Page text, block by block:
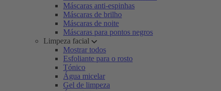
Máscaras anti-espinhas
Máscaras de brilho
Máscaras de noite
Máscaras para pontos negros
Limpeza facial
Mostrar todos
Esfoliante para o rosto
Tónico
Água micelar
Gel de limpeza